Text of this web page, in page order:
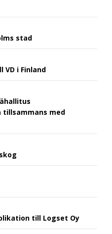
stad
VD i Finland
med
till Logset Oy